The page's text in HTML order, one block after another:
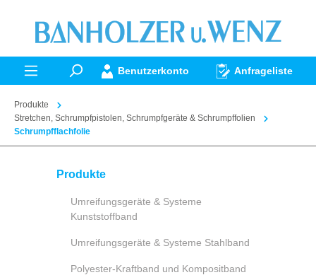
springen
Benutzerkonto Anfrageliste
Produkte
Stretchen, Schrumpfpistolen, Schrumpfgeräte & Schrumpffolien
Schrumpfflachfolie
Produkte
Umreifungsgeräte & Systeme
Kunststoffband
Umreifungsgeräte & Systeme Stahlband
Polyester-Kraftband und Kompositband